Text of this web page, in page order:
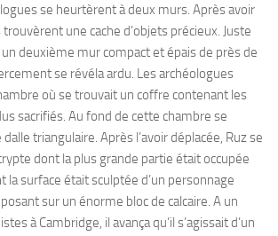
se heurtèrent à deux murs. Après avoir
une cache d’objets précieux. Juste
deuxième mur compact et épais de près de
se révéla ardu. Les archéologues
où se trouvait un coffre contenant les
sacrifiés. Au fond de cette chambre se
triangulaire. Après l’avoir déplacée, Ruz se
dont la plus grande partie était occupée
la surface était sculptée d’un personnage
sur un énorme bloc de calcaire. A un
à Cambridge, il avança qu’il s’agissait d’un